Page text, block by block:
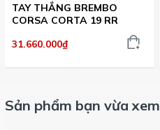
TAY THẮNG BREMBO
CORSA CORTA 19 RR
31.660.000₫
Sản phẩm bạn vừa xem